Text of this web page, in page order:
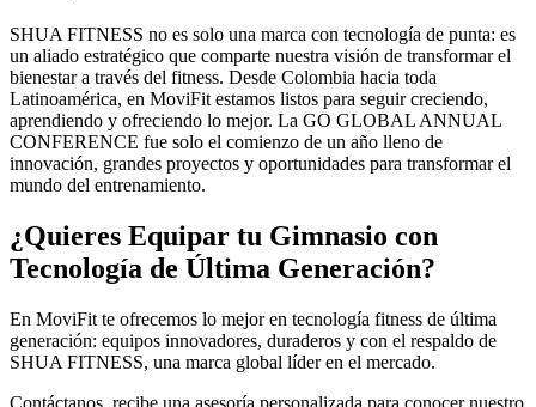
SHUA FITNESS no es solo una marca con tecnología de punta: es
un aliado estratégico que comparte nuestra visión de transformar el
bienestar a través del fitness. Desde Colombia hacia toda
Latinoamérica, en MoviFit estamos listos para seguir creciendo,
aprendiendo y ofreciendo lo mejor. La GO GLOBAL ANNUAL
CONFERENCE fue solo el comienzo de un año lleno de
innovación, grandes proyectos y oportunidades para transformar el
mundo del entrenamiento.
¿Quieres Equipar tu Gimnasio con
Tecnología de Última Generación?
En MoviFit te ofrecemos lo mejor en tecnología fitness de última
generación: equipos innovadores, duraderos y con el respaldo de
SHUA FITNESS, una marca global líder en el mercado.
Contáctanos, recibe una asesoría personalizada para conocer nuestro